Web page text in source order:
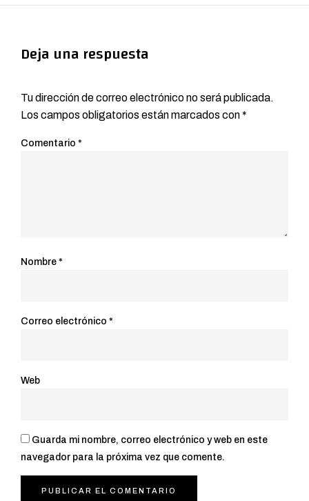
Deja una respuesta
Tu dirección de correo electrónico no será publicada.
Los campos obligatorios están marcados con*
Comentario *
Nombre *
Correo electrónico *
Web
Guarda mi nombre, correo electrónico y web en este
navegador para la próxima vez que comente.